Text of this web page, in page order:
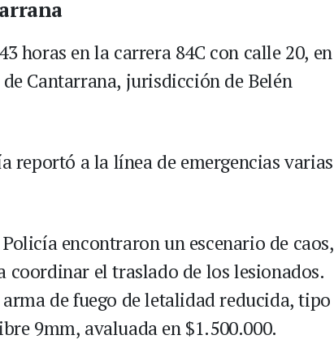
horas en la carrera 84C con calle 20, en
Cantarrana, jurisdicción de Belén
reportó a la línea de emergencias varias
encontraron un escenario de caos,
coordinar el traslado de los lesionados.
de fuego de letalidad reducida, tipo
9mm, avaluada en $1.500.000.